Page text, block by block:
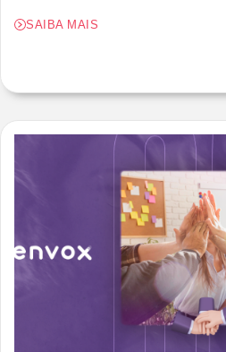
SAIBA MAIS